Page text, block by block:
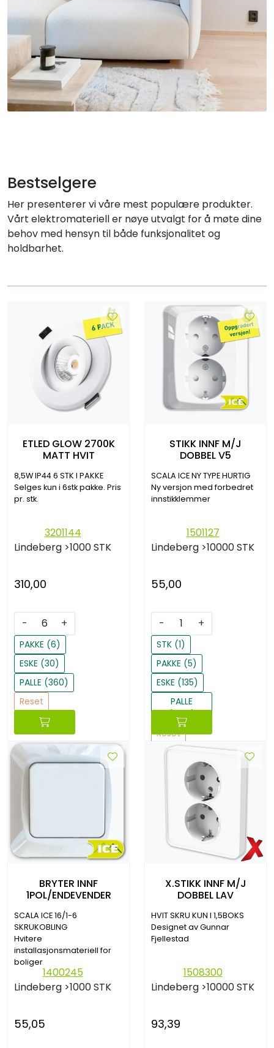
Bestselgere
Her presenterer vi våre mest populære produkter.
Vårt elektromateriell er nøye utvalgt for å møte dine
behov med hensyn til både funksjonalitet og
holdbarhet.
ETLED GLOW 2700K
MATT HVIT
8,5W IP44 6 STK I PAKKE
Selges kun i 6stk pakke. Pris
pr. stk.
3201144
Lindeberg >1000 STK
310,00
- +
PAKKE (6)
ESKE (30)
PALLE (360)
Reset
STIKK INNF M/J
DOBBEL V5
SCALA ICE NY TYPE HURTIG
Ny versjon med forbedret
innstikklemmer
1501127
Lindeberg >10000 STK
55,00
- +
STK (1)
PAKKE (5)
ESKE (135)
PALLE
(1620)
Reset
BRYTER INNF
1POL/ENDEVENDER
SCALA ICE 16/1-6
SKRUKOBLING
Hvitere
installasjonsmateriell for
boliger
1400245
Lindeberg >1000 STK
55,05
X.STIKK INNF M/J
DOBBEL LAV
HVIT SKRU KUN I 1,5BOKS
Designet av Gunnar
Fjellestad
1508300
Lindeberg >10000 STK
93,39
Sikringsmateriell
Kabler
Verktøy
Outlet